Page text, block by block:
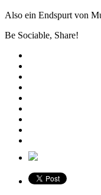
Also ein Endspurt von
Be Sociable, Share!